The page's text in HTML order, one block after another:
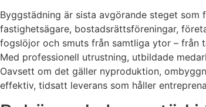
Byggstädning är sista avgörande steget
fastighetsägare, bostadsrättsföreningar,
fogslöjor och smuts från samtliga ytor – från
Med professionell utrustning, utbildade
Oavsett om det gäller nyproduktion,
effektiv, tidsatt leverans som håller